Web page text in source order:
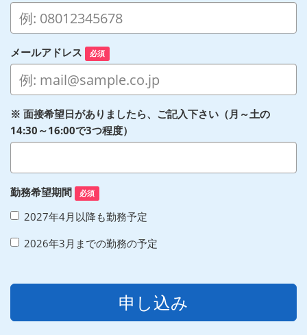
メールアドレス 必須
※ 面接希望日がありましたら、ご記入下さい（月～土の
14:30～16:00で3つ程度）
勤務希望期間 必須
2027年4月以降も勤務予定
2026年3月までの勤務の予定
申し込み